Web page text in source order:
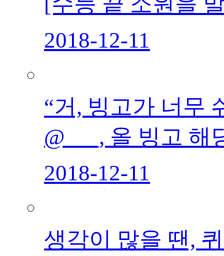
2018-12-11
“거, 빙고가 너무
@___, 올 빙고
2018-12-11
생각이 많을 땐,